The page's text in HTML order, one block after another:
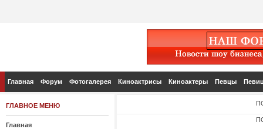
Главная Форум Фотогалерея Киноактрисы Киноактеры Певцы
ГЛАВНОЕ МЕНЮ
Главная